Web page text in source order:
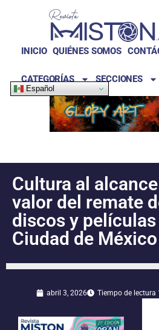
INICIO QUIÉNES SOMOS
CATEGORÍAS SECCIONES
Español
Cultura al
valor del remate
discos y películas
Ciudad de México
abril 3, 2026 Tiempo de lectura